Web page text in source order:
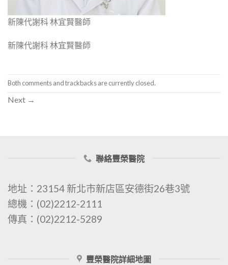
新陳代謝科 林宜賢醫師
新陳代謝科 林宜賢醫師
Both comments and trackbacks are currently closed.
Next →
聯絡豐榮醫院
地址：23154 新北市新店區安德街26巷3號
總機：(02)2212-2111
傳真：(02)2212-5289
豐榮醫院詳細地圖